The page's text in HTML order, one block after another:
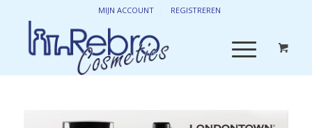
MIJN ACCOUNT REGISTREREN